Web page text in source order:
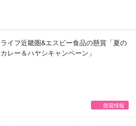
ライフ近畿圏&エスビー食品の懸賞「夏の
カレー＆ハヤシキャンペーン」
懸賞情報